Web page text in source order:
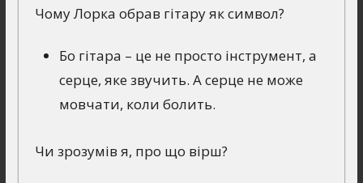
Чому Лорка обрав гітару як символ?
Бо гітара – це не просто інструмент, а
серце, яке звучить. А серце не може
мовчати, коли болить.
Чи зрозумів я, про що вірш?